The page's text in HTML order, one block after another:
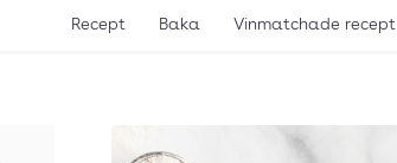
Recept Baka Vinmatchade recept